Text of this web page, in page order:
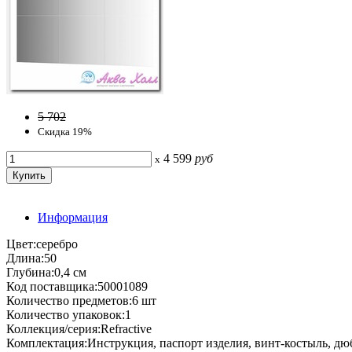
5 702
Скидка 19%
x 4 599 руб
Информация
Цвет:серебро
Длина:50
Глубина:0,4 см
Код поставщика:50001089
Количество предметов:6 шт
Количество упаковок:1
Коллекция/серия:Refractive
Комплектация:Инструкция, паспорт изделия, винт-костыль,